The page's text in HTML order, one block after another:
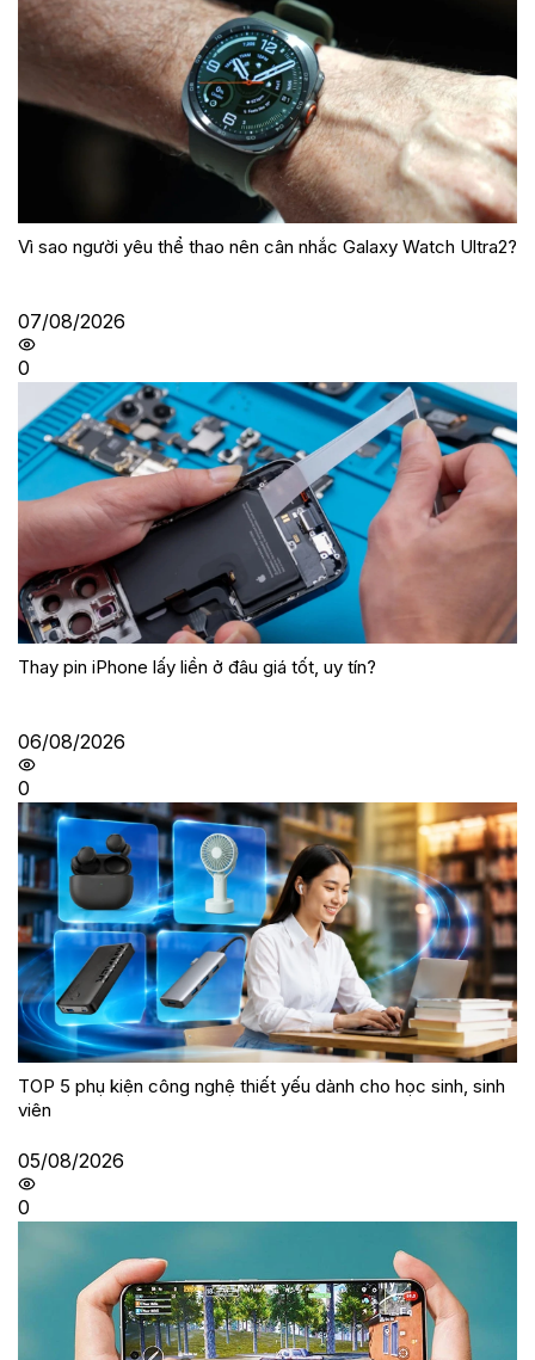
Vì sao người yêu thể thao nên cân nhắc Galaxy Watch Ultra2?
07/08/2026
0
Thay pin iPhone lấy liền ở đâu giá tốt, uy tín?
06/08/2026
0
TOP 5 phụ kiện công nghệ thiết yếu dành cho học sinh, sinh
viên
05/08/2026
0